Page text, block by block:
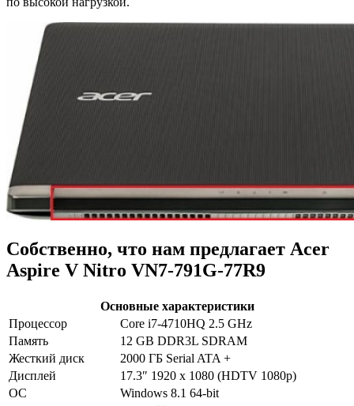
Собственно, что нам предлагает Acer
Aspire V Nitro VN7-791G-77R9
Основные характеристики
Процессор
Core i7-4710HQ 2.5 GHz
Память
12 GB DDR3L SDRAM
Жесткий диск
2000 ГБ Serial ATA +
Дисплей
17.3″ 1920 x 1080 (HDTV 1080p)
ОС
Windows 8.1 64-bit